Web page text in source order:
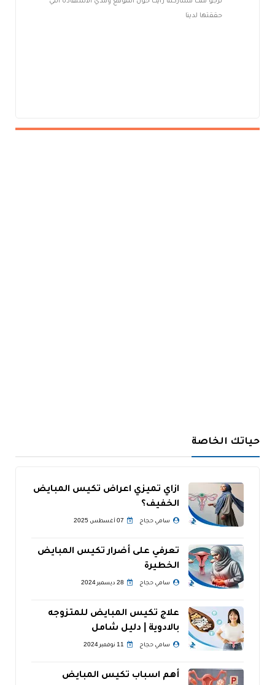
حققتها لدينا
حياتك الخاصة
ازاي تميزي اعراض تكيس المبايض
الخفيف؟
سامي حجاج 07 أغسطس 2025
تعرفي على أضرار تكيس المبايض
الخطيرة
سامي حجاج 28 ديسمبر 2024
علاج تكيس المبايض للمتزوجه
بالادوية | دليل شامل
سامي حجاج 11 نوفمبر 2024
أهم اسباب تكيس المبايض